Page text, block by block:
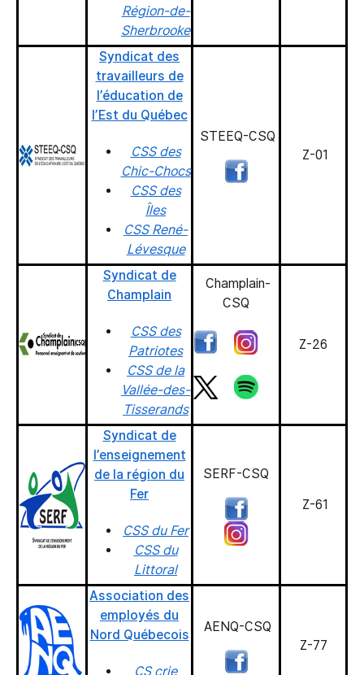
Région-de-
Sherbrooke
Syndicat des
travailleurs de
l’éducation de
l’Est du Québec
CSS des
Chic-Chocs
CSS des
Îles
CSS René-
Lévesque
STEEQ-CSQ
Z-01
Syndicat de
Champlain
CSS des
Patriotes
CSS de la
Vallée-des-
Tisserands
Champlain-
CSQ
Z-26
Syndicat de
l’enseignement
de la région du
Fer
CSS du Fer
CSS du
Littoral
SERF-CSQ
Z-61
Association des
employés du
Nord Québecois
CS crie
AENQ-CSQ
Z-77